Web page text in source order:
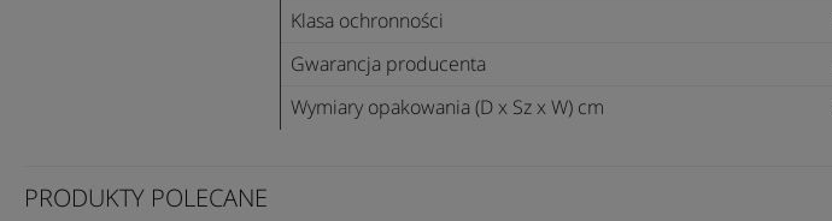
Klasa ochronności
Gwarancja producenta
Wymiary opakowania (D x Sz x W) cm
PRODUKTY POLECANE